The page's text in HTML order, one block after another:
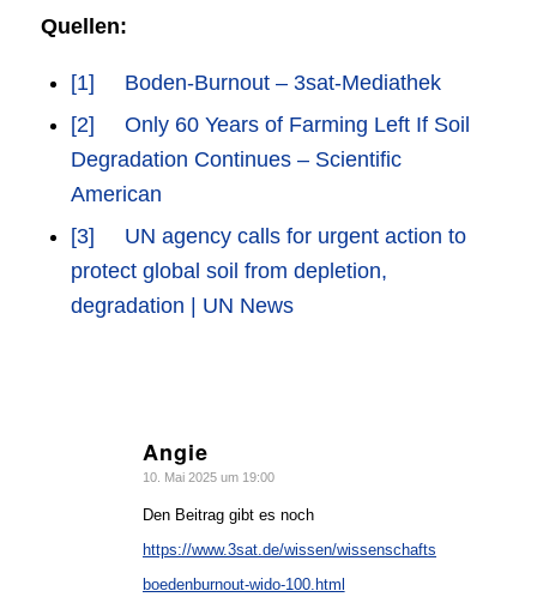
Quellen:
[1] Boden-Burnout – 3sat-Mediathek
[2] Only 60 Years of Farming Left If Soil
Degradation Continues – Scientific
American
[3] UN agency calls for urgent action to
protect global soil from depletion,
degradation | UN News
Angie
sagte:
10. Mai 2025 um 19:00
Den Beitrag gibt es noch
https://www.3sat.de/wissen/wissenschaftsdoku/210408-
boedenburnout-wido-100.html